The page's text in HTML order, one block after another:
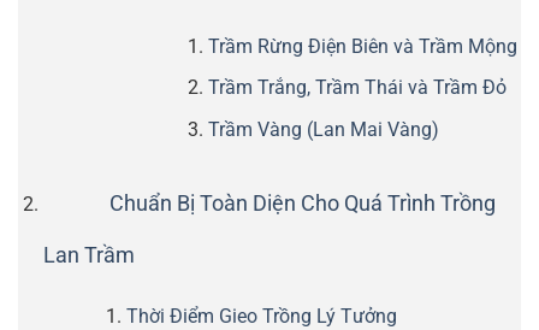
Trầm Rừng Điện Biên và Trầm Mộng
Trầm Trắng, Trầm Thái và Trầm Đỏ
Trầm Vàng (Lan Mai Vàng)
Chuẩn Bị Toàn Diện Cho Quá Trình Trồng
Lan Trầm
Thời Điểm Gieo Trồng Lý Tưởng